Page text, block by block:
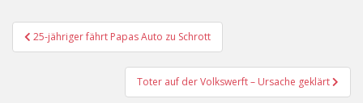
Beitragsnavigation
25-jähriger fährt Papas Auto zu Schrott
Toter auf der Volkswerft – Ursache geklärt